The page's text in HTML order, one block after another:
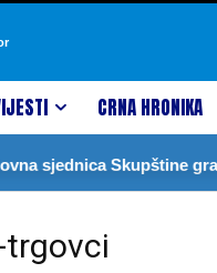
CRNA HRONIKA
sjednica Skupštine grada
trgovci